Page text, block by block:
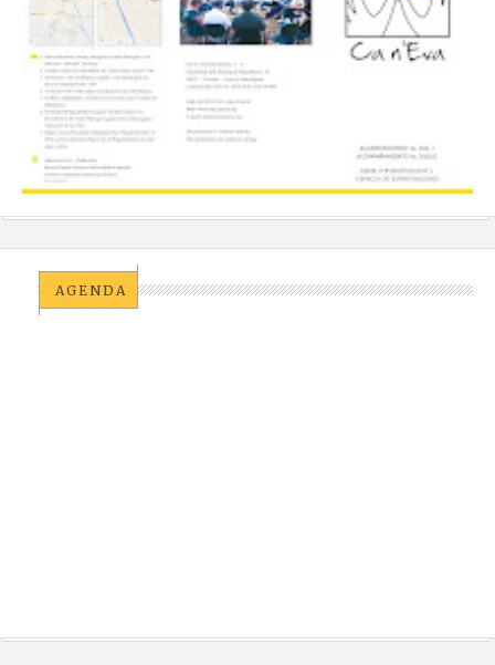
AGENDA